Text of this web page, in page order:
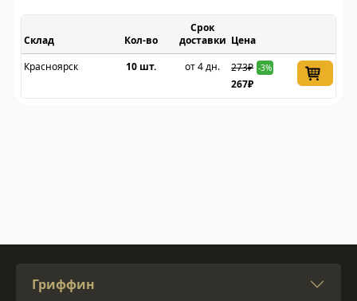
Склад
Срок
доставки Цена
Красноярск
10 шт. от 4 дн. 273₽ -3%
267₽
Гриффин